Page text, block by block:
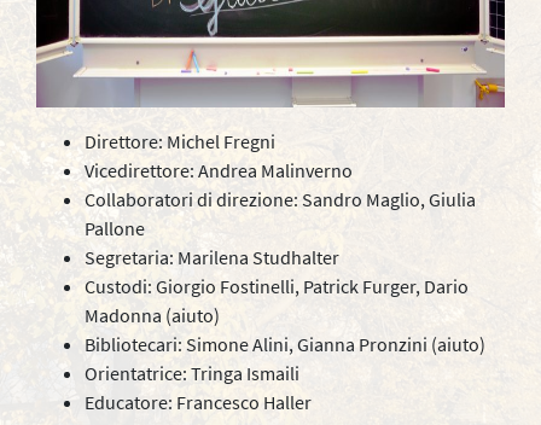
Direttore: Michel Fregni
Vicedirettore: Andrea Malinverno
Collaboratori di direzione: Sandro Maglio, Giulia
Pallone
Segretaria: Marilena Studhalter
Custodi: Giorgio Fostinelli, Patrick Furger, Dario
Madonna (aiuto)
Bibliotecari: Simone Alini, Gianna Pronzini (aiuto)
Orientatrice: Tringa Ismaili
Educatore: Francesco Haller